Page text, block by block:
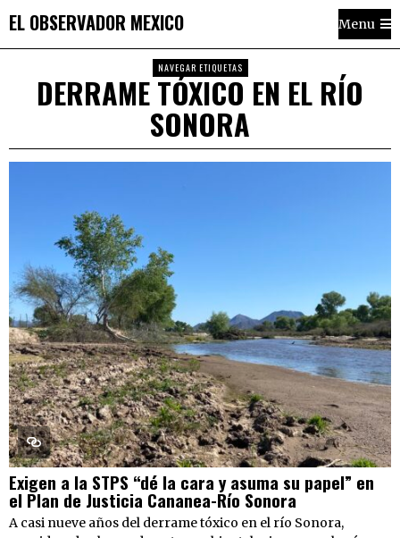
EL OBSERVADOR MEXICO Menu
NAVEGAR ETIQUETAS
DERRAME TÓXICO EN EL RÍO
SONORA
Exigen a la STPS “dé la cara y asuma su papel” en
el Plan de Justicia Cananea-Río Sonora
A casi nueve años del derrame tóxico en el río Sonora,